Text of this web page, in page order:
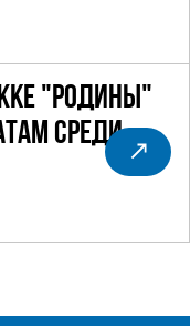
"РОДИНЫ"
СРЕДИ